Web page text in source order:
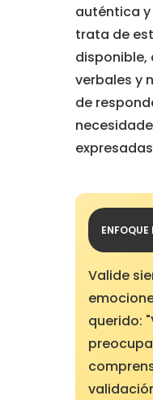
auténtica y
trata de
disponible,
verbales y
de
Valide
querido: